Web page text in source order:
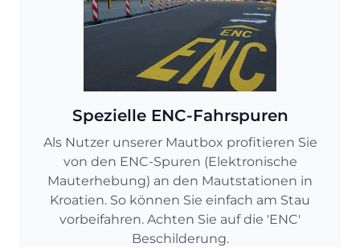
Spezielle ENC-Fahrspuren
Als Nutzer unserer Mautbox profitieren Sie
von den ENC-Spuren (Elektronische
Mauterhebung) an den Mautstationen in
Kroatien. So können Sie einfach am Stau
vorbeifahren. Achten Sie auf die 'ENC'
Beschilderung.